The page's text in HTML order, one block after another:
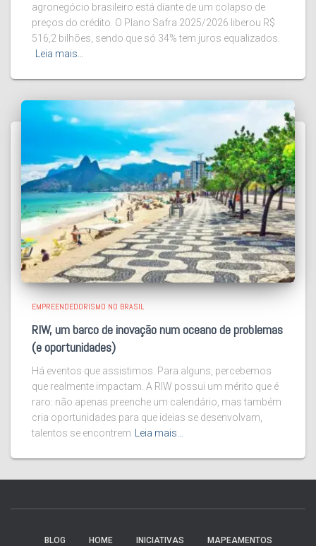
agronegócio brasileiro está diante de um colapso de
preços do crédito. O Plano Safra 2025/2026 liberou R$
516,2 bilhões, sendo que só 34% tem juros equalizados.
Leia mais…
EMPREENDEDORISMO NO BRASIL
RIW, um barco de inovação num oceano de problemas
(e oportunidades)
Há eventos que assistimos. Para alguns, percebemos
que realmente impactam. A RIW possui um mérito que é
raro: não apenas preenche um calendário, mas também
cria oportunidades para que ideias se desenvolvam,
talentos se encontrem
Leia mais…
BLOG HOME INICIATIVAS MAPEAMENTOS